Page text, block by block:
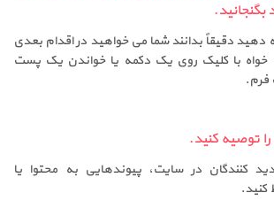
دهید دقیقاً بدانند شما می خواهید در اقدام بعدی
خواه با کلیک روی یک دکمه یا خواندن یک پست
فرم.
توصیه کنید.
کنندگان در سایت، پیوندهایی به محتوا یا